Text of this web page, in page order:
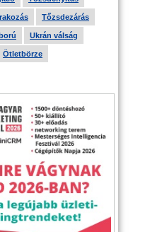
Tőzsdezárás
Ukrán válság
Ötletbörze